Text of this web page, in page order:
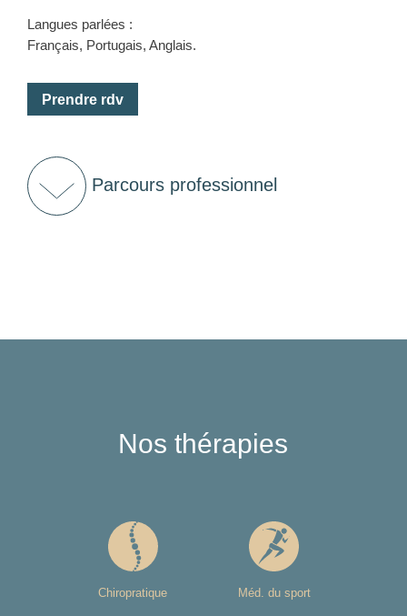
Langues parlées :
Français, Portugais, Anglais.
Prendre rdv
Parcours professionnel
Nos thérapies
Chiropratique Méd. du sport